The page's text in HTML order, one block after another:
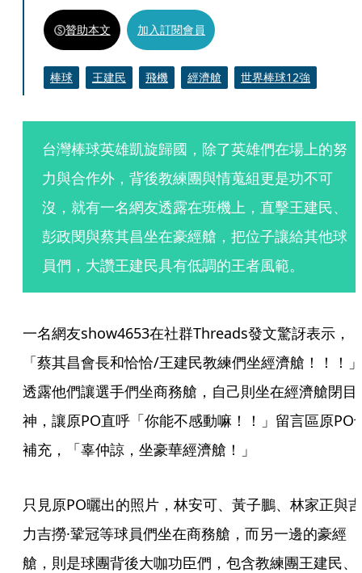
贊助本文 加入訂閱會員
棒球 王建民 飛機 經濟艙 世界棒球12強
台灣棒球英雄凱旋歸國，除了英雄們在場上的努
力與合作外，背後教練團與情蒐組更是功不可
沒，就有一名網友透露在班機上，直擊王建民、
彭政閔與蔡其昌坐在豪經艙，把位子讓給其他球
員們，大讚王建民具有低調的王者風範。
一名網友show4653在社群Threads發文驚訝表示，
「蔡其昌會長和恰恰/王建民教練們坐經濟艙！！！」
透露他們讓選手們坐商務艙，自己則坐在經濟艙閉目
神，讓原PO直呼「你能不感動嘛！！」留言區原PO
補充，「辜仲諒，坐豪華經濟艙！」
只見原PO曬出的照片，林安可、黃子鵬、林家正與吉
力吉撈·鞏冠等球員們坐在商務艙，而另一邊的豪經
艙，則是球團背後大咖功臣們，包含教練團王建民、